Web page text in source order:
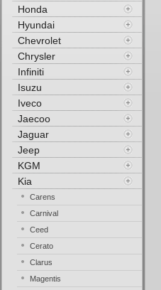
Honda
Hyundai
Chevrolet
Chrysler
Infiniti
Isuzu
Iveco
Jaecoo
Jaguar
Jeep
KGM
Kia
Carens
Carnival
Ceed
Cerato
Clarus
Magentis